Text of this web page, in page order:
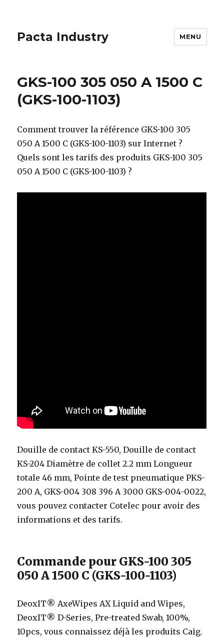
Pacta Industry MENU
GKS-100 305 050 A 1500 C
(GKS-100-1103)
Comment trouver la référence GKS-100 305
050 A 1500 C (GKS-100-1103) sur Internet ?
Quels sont les tarifs des produits GKS-100 305
050 A 1500 C (GKS-100-1103) ?
Douille de contact KS-550, Douille de contact
KS-204 Diamètre de collet 2.2 mm Longueur
totale 46 mm, Pointe de test pneumatique PKS-
200 A, GKS-004 308 396 A 3000 GKS-004-0022,
vous pouvez contacter Cotelec pour avoir des
informations et des tarifs.
Commande pour GKS-100 305
050 A 1500 C (GKS-100-1103)
DeoxIT® AxeWipes AX Liquid and Wipes,
DeoxIT® D-Series, Pre-treated Swab, 100%,
10pcs, vous connaissez déjà les produits Caig.